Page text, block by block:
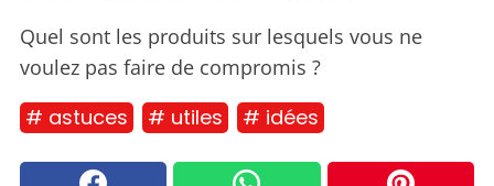
Quel sont les produits sur lesquels vous ne
voulez pas faire de compromis ?
# astuces # utiles # idées